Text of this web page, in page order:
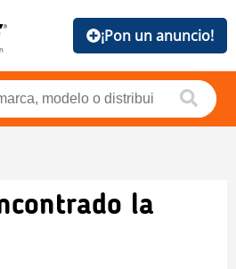
¡Pon un anuncio!
la